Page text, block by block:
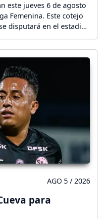
este jueves 6 de agosto
Femenina. Este cotejo
disputará en el estadio
horas (18:00 horas
AGO 5 / 2026
para